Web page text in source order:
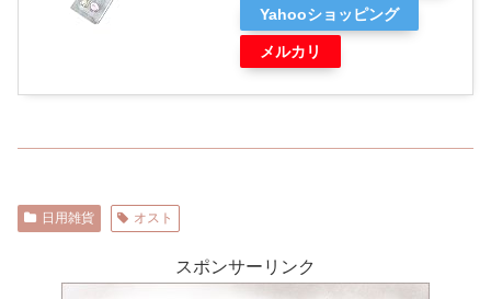
Yahooショッピング
メルカリ
日用雑貨 オスト
スポンサーリンク